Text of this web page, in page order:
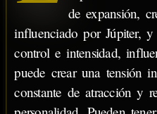
de expansión,
influenciado por Júpiter,
control e intensidad,
puede crear una tensión
constante de atracción y